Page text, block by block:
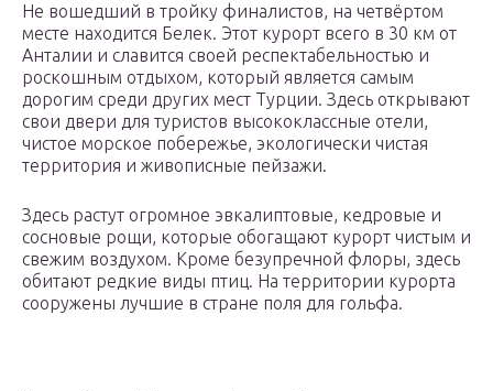
Не вошедший в тройку финалистов, на четвёртом
месте находится Белек. Этот курорт всего в 30 км от
Анталии и славится своей респектабельностью и
роскошным отдыхом, который является самым
дорогим среди других мест Турции. Здесь открывают
свои двери для туристов высококлассные отели,
чистое морское побережье, экологически чистая
территория и живописные пейзажи.
Здесь растут огромное эвкалиптовые, кедровые и
сосновые рощи, которые обогащают курорт чистым и
свежим воздухом. Кроме безупречной флоры, здесь
обитают редкие виды птиц. На территории курорта
сооружены лучшие в стране поля для гольфа.